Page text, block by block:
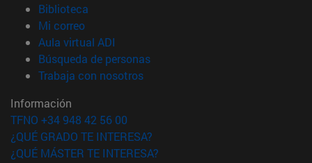
Biblioteca
Mi correo(abre en nueva ventana)
Aula virtual ADI
Búsqueda de personas(abre en nueva ventana)
Trabaja con nosotros(abre en nueva ventana)
Información
TFNO +34 948 42 56 00
¿QUÉ GRADO TE INTERESA?
¿QUÉ MÁSTER TE INTERESA?